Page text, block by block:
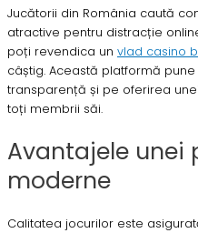
Jucătorii din România caută
atractive pentru distracție
poți revendica un vlad casino
câștig. Această platformă
transparență și pe oferirea
toți membrii săi.
Avantajele unei
moderne
Calitatea jocurilor este